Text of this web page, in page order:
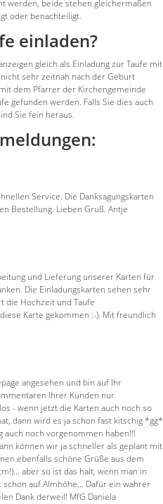
werden, beide stehen gleichermaßen
oder benachteiligt.
einladen?
gleich als Einladung zur Taufe mit
sehr zeitnah nach der Geburt
dem Pfarrer der Kirchengemeinde
gefunden werden. Falls Sie dies auch
Sie fein heraus.
Service. Die Danksagungskarten
Bestellung. Lieben Gruß. Antje
und Lieferung unserer Karten für
Die Einladungskarten sehen sehr
die Hochzeit und Taufe
Karte gekommen :-). Mit freundlich
angesehen und bin auf Ihr
Ihrer Kunden nur
- wenn jetzt die Karten auch noch so
dann wird es ja schon fast kitschig *gg*
auch noch vorgenommen haben!!!
können wir ja schneller als geplant mit
ebenfalls schöne Grüße aus dem
aber so ist das halt, wenn man in
auf Almhöhe... Dafür ein wahrer
Dank derweil! MfG Daniela